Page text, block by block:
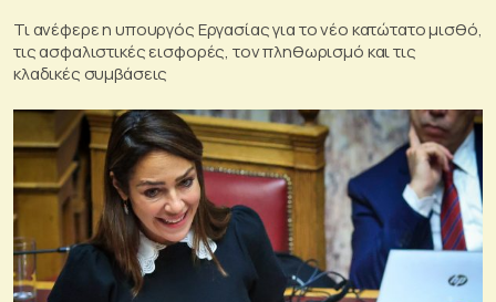
Τι ανέφερε η υπουργός Εργασίας για το νέο κατώτατο μισθό,
τις ασφαλιστικές εισφορές, τον πληθωρισμό και τις
κλαδικές συμβάσεις